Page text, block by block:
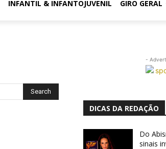
INFANTIL & INFANTOJUVENIL GIRO GERAL
Search
-
DICAS DA REDAÇÃO
Do
sinais